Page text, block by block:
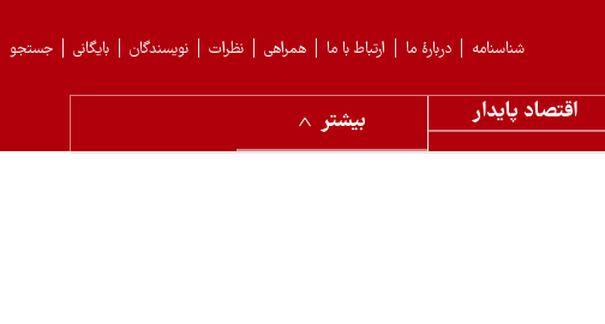
جستجو بایگانی نویسندگان نظرات همراهی ارتباط با ما دربارهٔ ما شناسنامه
اقتصاد پایدار بیشتر